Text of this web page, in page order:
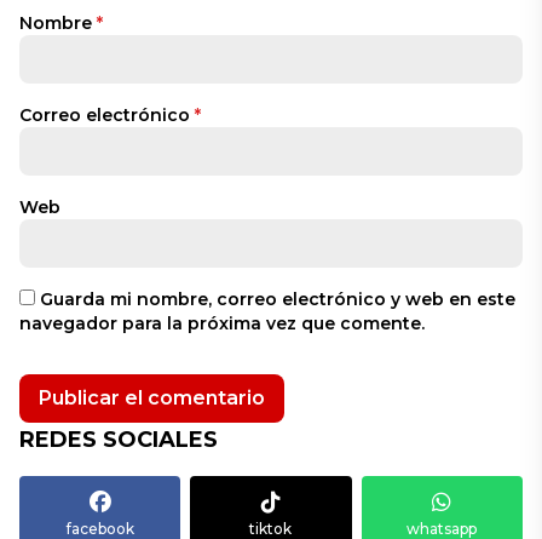
Nombre *
Correo electrónico *
Web
Guarda mi nombre, correo electrónico y web en este
navegador para la próxima vez que comente.
REDES SOCIALES
facebook tiktok whatsapp